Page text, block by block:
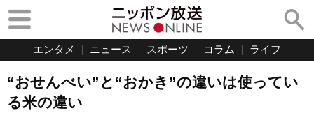
エンタメ ニュース スポーツ コラム ライフ
“おせんべい”と“おかき”の違いは使ってい
る米の違い